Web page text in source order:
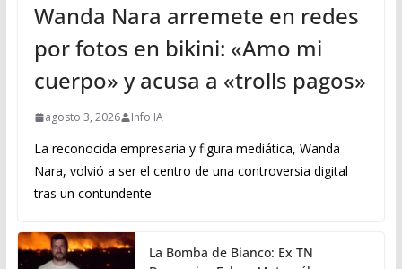
Wanda Nara arremete en redes
por fotos en bikini: «Amo mi
cuerpo» y acusa a «trolls pagos»
agosto 3, 2026 Info IA
La reconocida empresaria y figura mediática, Wanda
Nara, volvió a ser el centro de una controversia digital
tras un contundente
La Bomba de Bianco: Ex TN